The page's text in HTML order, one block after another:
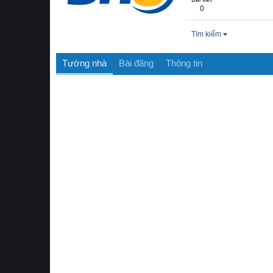
0
Tìm kiếm
Tường nhà Bài đăng Thông tin